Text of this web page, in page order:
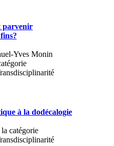
parvenir
Yves Monin
à la dodécalogie
catégorie